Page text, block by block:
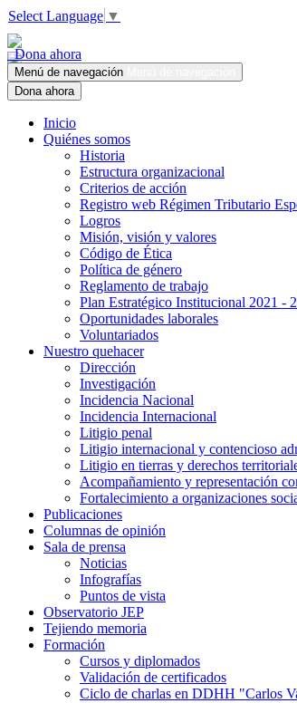
Select Language ▼
Dona ahora
Menú de navegación
Dona ahora
Inicio
Quiénes somos
Historia
Estructura organizacional
Criterios de acción
Registro web Régimen Tributario
Logros
Misión, visión y valores
Código de Ética
Política de género
Reglamento de trabajo
Plan Estratégico Institucional 2021 -
Oportunidades laborales
Voluntariados
Nuestro quehacer
Dirección
Investigación
Incidencia Nacional
Incidencia Internacional
Litigio penal
Litigio internacional y contencioso
Litigio en tierras y derechos
Acompañamiento y representación
Fortalecimiento a organizaciones
Publicaciones
Columnas de opinión
Sala de prensa
Noticias
Infografías
Puntos de vista
Observatorio JEP
Tejiendo memoria
Formación
Cursos y diplomados
Validación de certificados
Ciclo de charlas en DDHH "Carlos